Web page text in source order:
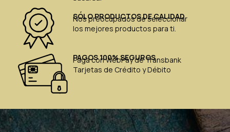
SÓLO PRODUCTOS DE CALIDAD
Nos preocupados de seleccionar
los mejores productos para ti.
PAGOS 100% SEGUROS
Paga con WebPay de Transbank
Tarjetas de Crédito y Débito